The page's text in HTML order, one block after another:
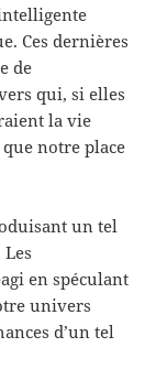
Ces dernières
de
qui, si elles
la vie
notre place
un tel
en spéculant
univers
d’un tel